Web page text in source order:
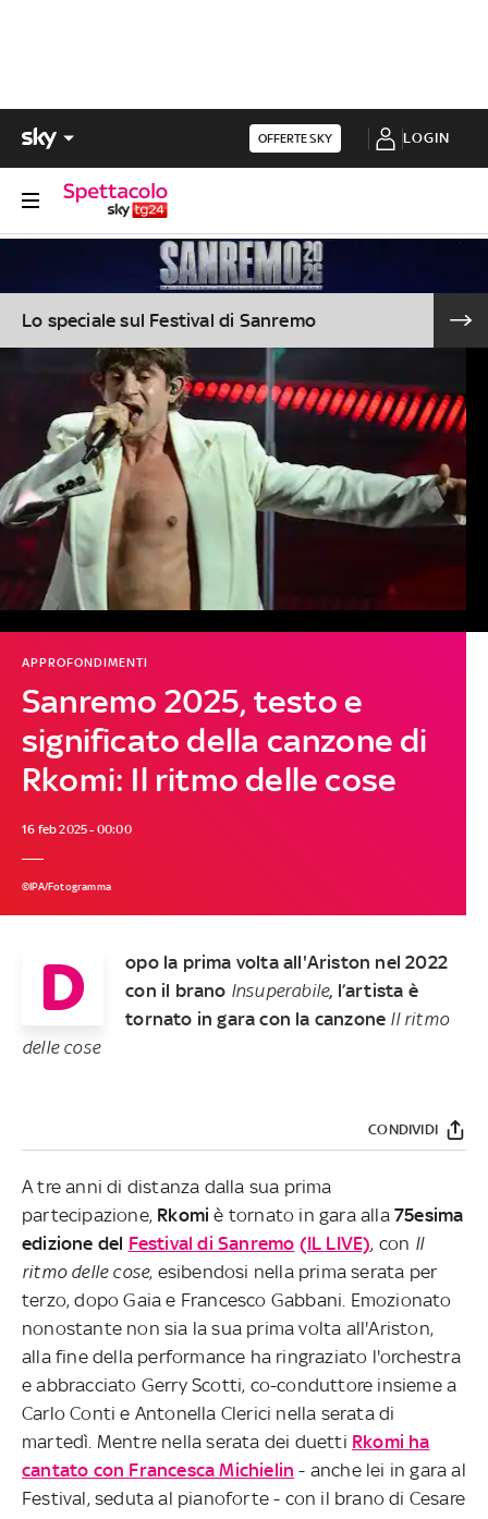
OFFERTE SKY LOGIN
Lo speciale sul Festival di Sanremo
Sanremo 2025, testo e
significato della canzone di
Rkomi: Il ritmo delle cose
APPROFONDIMENTI
16 feb 2025 - 00:00
©IPA/Fotogramma
D
opo la prima volta all'Ariston nel 2022
con il brano Insuperabile, l’artista è
tornato in gara con la canzone Il ritmo
delle cose
CONDIVIDI
A tre anni di distanza dalla sua prima
partecipazione, Rkomi è tornato in gara alla75esima
edizione del Festival di Sanremo (IL LIVE), con Il
ritmo delle cose, esibendosi nella prima serata per
terzo, dopo Gaia e Francesco Gabbani. Emozionato
nonostante non sia la sua prima volta all'Ariston,
alla fine della performance ha ringraziato l'orchestra
e abbracciato Gerry Scotti, co-conduttore insieme a
Carlo Conti e Antonella Clerici nella serata di
martedì. Mentre nella serata dei duetti Rkomi ha
cantato con Francesca Michielin - anche lei in gara al
Festival, seduta al pianoforte - con il brano di Cesare